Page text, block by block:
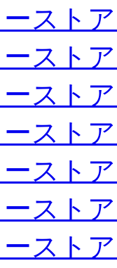
スト
スト
スト
スト
スト
スト
スト